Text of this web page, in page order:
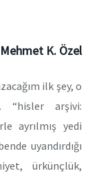
Mehmet K. Özel
ilk şey, o
“hisler arşivi:
ayrılmış yedi
uyandırdığı
ürkünçlük,